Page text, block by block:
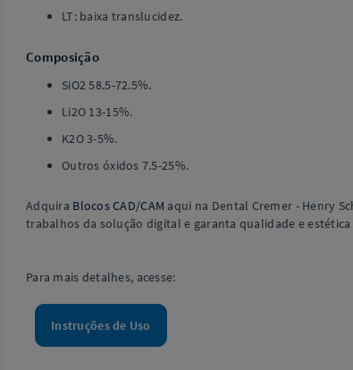
LT: baixa translucidez.
Composição
SiO2 58.5-72.5%.
Li2O 13-15%.
K2O 3-5%.
Outros óxidos 7.5-25%.
Adquira Blocos CAD/CAM aqui na Dental Cremer - Henry
trabalhos da solução digital e garanta qualidade e estética
Para mais detalhes, acesse:
Instruções de Uso